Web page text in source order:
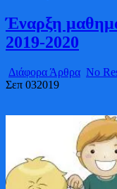
Έναρξη
2019-2020
Διάφορα Άρθρα No
Σεπ 032019